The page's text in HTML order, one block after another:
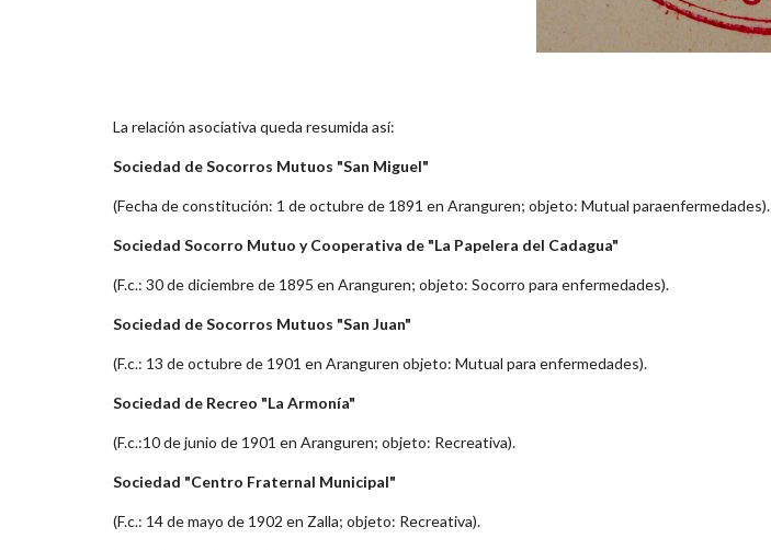
La relación asociativa queda resumida así:
Sociedad de Socorros Mutuos "San Miguel"
(Fecha de constitución: 1 de octubre de 1891 en Aranguren; objeto: Mutual paraenfermedades).
Sociedad Socorro Mutuo y Cooperativa de "La Papelera del Cadagua"
(F.c.: 30 de diciembre de 1895 en Aranguren; objeto: Socorro para enfermedades).
Sociedad de Socorros Mutuos "San Juan"
(F.c.: 13 de octubre de 1901 en Aranguren objeto: Mutual para enfermedades).
Sociedad de Recreo "La Armonía"
(F.c.:10 de junio de 1901 en Aranguren; objeto: Recreativa).
Sociedad "Centro Fraternal Municipal"
(F.c.: 14 de mayo de 1902 en Zalla; objeto: Recreativa).